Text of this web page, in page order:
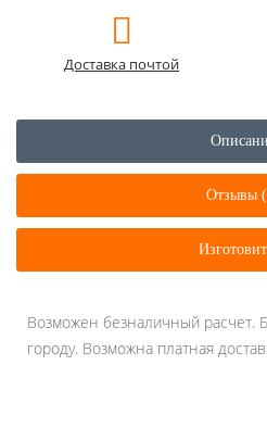
Доставка почтой
Отзывы
Возможен безналичный расчет.
городу. Возможна платная